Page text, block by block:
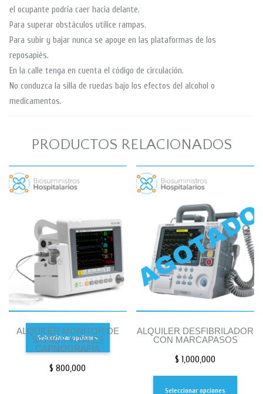
el ocupante podría caer hacia delante.
Para superar obstáculos utilice rampas.
Para subir y bajar nunca se apoye en las plataformas de los
reposapiés.
En la calle tenga en cuenta el código de circulación.
No conduzca la silla de ruedas bajo los efectos del alcohol o
medicamentos.
PRODUCTOS RELACIONADOS
ALQUILER MONITOR DE
SIGNOS VITALES
CAPNOGRAFIA
$ 800,000
Seleccionar opciones
ALQUILER DESFIBRILADOR
CON MARCAPASOS
$ 1,000,000
Seleccionar opciones